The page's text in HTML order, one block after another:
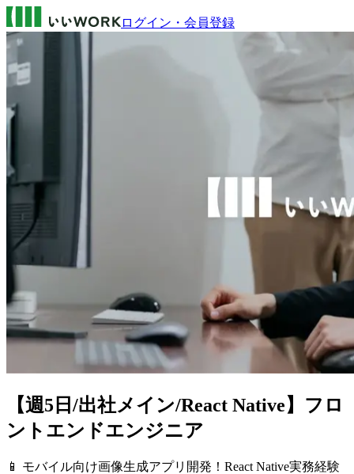
ログイン・会員登録
【週5日/出社メイン/React Native】フロ
ントエンドエンジニア
📱 モバイル向け画像生成アプリ開発！React Native実務経験